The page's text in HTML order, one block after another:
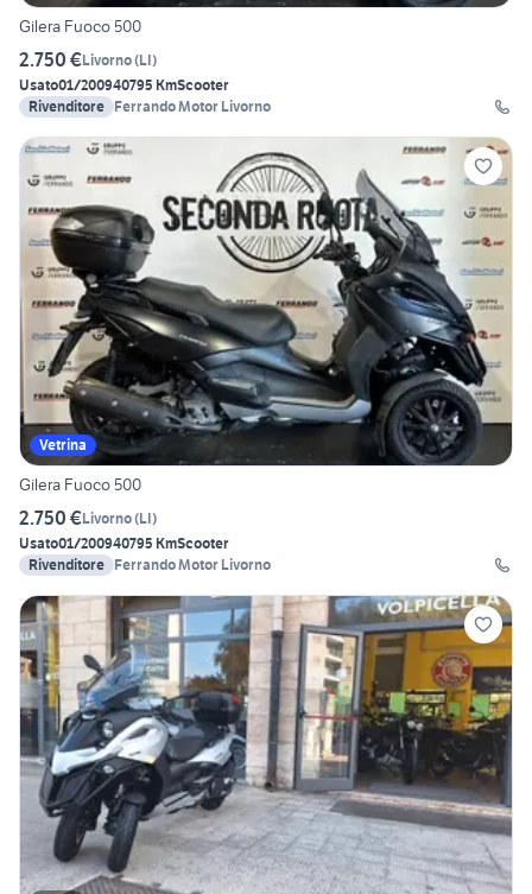
Gilera Fuoco 500
2.750 €Livorno(LI)
Usato01/200940795 KmScooter
Rivenditore Ferrando Motor Livorno
Vetrina
Gilera Fuoco 500
2.750 €Livorno(LI)
Usato01/200940795 KmScooter
Rivenditore Ferrando Motor Livorno